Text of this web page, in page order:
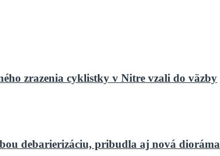
zrazenia cyklistky v Nitre vzali do väzby
debarierizáciu, pribudla aj nová dioráma